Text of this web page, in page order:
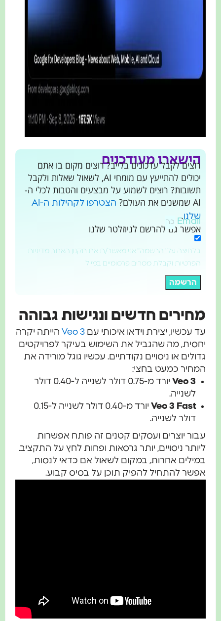
הישארו מעודכנים
רוצים לקבל עדכונים בלייב? רוצים מקום בו אתם
יכולים להתייעץ עם מומחי AI, לשאול שאלות ולקבל
תשובות? רוצים לשמוע על מבצעים והטבות לכלי ה-
הצטרפו לקהילות ה-AI
אפשר גם להרשם לניוזלטר שלנו
Email
בלחיצה על "הרשמה" אני מאשר/ת את תקנון האתר, מדיניות
הפרטיות וקבלת מסרים פרסומיים במייל
הרשמה
חדשים ונגישות גבוהה
עכשיו, יצירת וידאו איכותי עםVeo 3הייתה יקרה
מה שהגביל את השימוש בעיקר לפרויקטים
או ניסויים נקודתיים. עכשיו גוגל מורידה את
כמעט בחצי:
Veo 3
יורד מ-0.75 דולר לשנייה ל-0.40 דולר
לשנייה.
Veo 3 Fast
יורד מ-0.40 דולר לשנייה ל-0.15
דולר לשנייה.
יוצרים ועסקים קטנים זה פותח אפשרות
ניסויים, יותר גרסאות ופחות לחץ על התקציב.
אחרות, במקום לשאול אם כדאי לנסות,
להתחיל להפיק תוכן על בסיס קבוע.